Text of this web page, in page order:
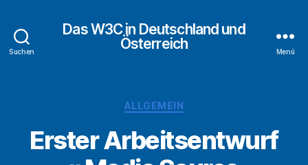
Suchen
Das W3C in Deutschland und
Österreich
Menü
Kategorien
ALLGEMEIN
​​Erster Arbeitsentwurf